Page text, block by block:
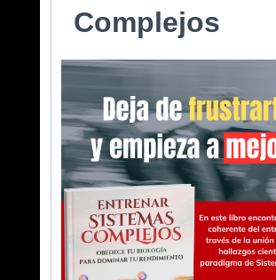
Complejos